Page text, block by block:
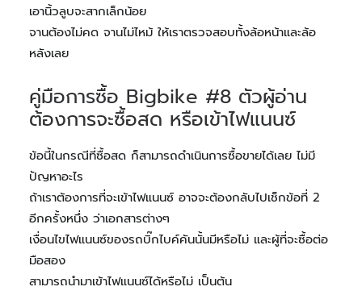
เอานิ้วลูบจะสากเล็กน้อย
จานต้องไม่คด จานไม่ไหม้ ให้เราตรวจสอบทั้งล้อหน้าและล้อ
หลังเลย
คู่มือการซื้อ Bigbike #8 ตัวผู้อ่าน
ต้องการจะซื้อสด หรือเข้าไฟแนนซ์
ข้อนี้ในกรณีที่ซื้อสด ก็สามารถดำเนินการซื้อขายได้เลย ไม่มี
ปัญหาอะไร
ถ้าเราต้องการที่จะเข้าไฟแนนซ์ อาจจะต้องกลับไปเช็กข้อที่ 2
อีกครั้งหนึ่ง ว่าเอกสารต่างๆ
เงื่อนไขไฟแนนซ์ของรถบิ๊กไบค์คันนั้นมีหรือไม่ และผู้ที่จะซื้อต่อ
มือสอง
สามารถนำมาเข้าไฟแนนซ์ได้หรือไม่ เป็นต้น